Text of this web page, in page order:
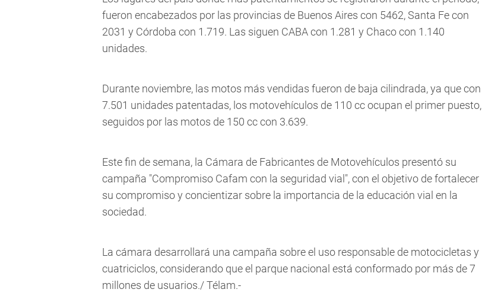
fueron encabezados por las provincias de Buenos Aires con 5462, Santa Fe con
2031 y Córdoba con 1.719. Las siguen CABA con 1.281 y Chaco con 1.140
unidades.
Durante noviembre, las motos más vendidas fueron de baja cilindrada, ya que con
7.501 unidades patentadas, los motovehículos de 110 cc ocupan el primer puesto,
seguidos por las motos de 150 cc con 3.639.
Este fin de semana, la Cámara de Fabricantes de Motovehículos presentó su
campaña "Compromiso Cafam con la seguridad vial", con el objetivo de fortalecer
su compromiso y concientizar sobre la importancia de la educación vial en la
sociedad.
La cámara desarrollará una campaña sobre el uso responsable de motocicletas y
cuatriciclos, considerando que el parque nacional está conformado por más de 7
millones de usuarios./ Télam.-